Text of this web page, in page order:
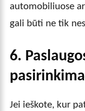
automobiliuose
gali būti ne tik
6.
Jei ieškote, kur